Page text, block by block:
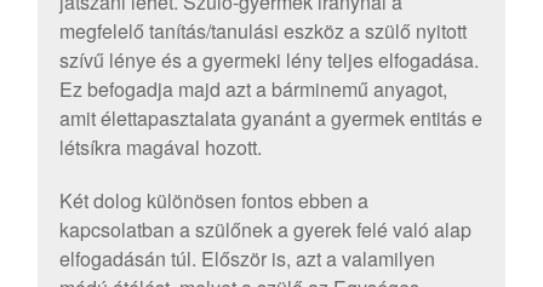
megfelelő tanítás/tanulási eszköz a szülő nyitott
szívű lénye és a gyermeki lény teljes elfogadása.
Ez befogadja majd azt a bárminemű anyagot,
amit élettapasztalata gyanánt a gyermek entitás e
létsíkra magával hozott.
Két dolog különösen fontos ebben a
kapcsolatban a szülőnek a gyerek felé való alap
elfogadásán túl. Először is, azt a valamilyen